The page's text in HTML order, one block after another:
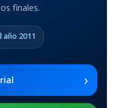
DE TABLETS
SM-x200 / Samsung
Tab A8 10.5 2021 SM-
finales.
año 2011
›